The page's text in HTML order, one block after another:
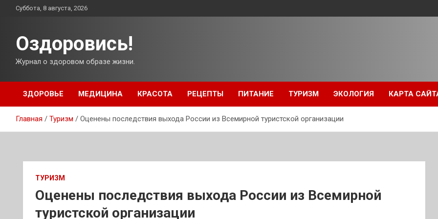
ПерейтиСуббота, 8 августа, 2026
Оздоровись!
Журнал о здоровом образе жизни.
ЗДОРОВЬЕ МЕДИЦИНА КРАСОТА РЕЦЕПТЫ ПИТАНИЕ ТУРИЗМ ЭКОЛОГИЯ КАРТА
Главная Туризм Оценены последствия выхода России из Всемирной туристской организации
ТУРИЗМ
Оценены последствия выхода России из Всемирной
туристской организации